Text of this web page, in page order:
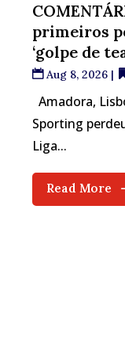
primeiros
‘golpe de
Aug 8, 2026 |
Amadora,
Sporting
Liga...
Read More